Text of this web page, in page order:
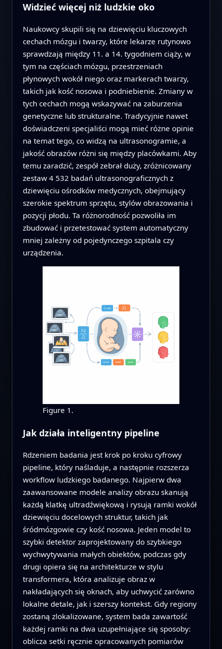
Widzieć więcej niż ludzkie oko
Naukowcy skupili się na dziewięciu kluczowych
cechach mózgu i twarzy, które lekarze rutynowo
sprawdzają między 11. a 14. tygodniem ciąży, w
tym na częściach mózgu, przestrzeniach
płynowych wokół niego oraz markerach twarzy,
takich jak kość nosowa i podniebienie. Zmiany w
tych cechach mogą wskazywać na zaburzenia
genetyczne lub strukturalne. Tradycyjnie nawet
doświadczeni specjaliści mogą mieć różne opinie
na temat tego, co widzą na ultrasonogramie, a
jakość obrazów różni się między placówkami. Aby
temu zaradzić, zespół zebrał duży, zróżnicowany
zestaw 4 532 badań ultrasonograficznych z
dziewięciu ośrodków medycznych, obejmujący
szerokie spektrum sprzętu, stylów obrazowania i
pozycji płodu. Ta różnorodność pozwoliła im
zbudować i przetestować system automatyczny
mniej zależny od pojedynczego szpitala czy
urządzenia.
Figure 1.
Jak działa inteligentny pipeline
Rdzeniem badania jest krok po kroku cyfrowy
pipeline, który naśladuje, a następnie rozszerza
workflow ludzkiego badanego. Najpierw dwa
zaawansowane modele analizy obrazu skanują
każdą klatkę ultradźwiękową i rysują ramki wokół
dziewięciu docelowych struktur, takich jak
śródmózgowie czy kość nosowa. Jeden model to
szybki detektor zaprojektowany do szybkiego
wychwytywania małych obiektów, podczas gdy
drugi opiera się na architekturze w stylu
transformera, która analizuje obraz w
nakładających się oknach, aby uchwycić zarówno
lokalne detale, jak i szerszy kontekst. Gdy regiony
zostaną zlokalizowane, system bada zawartość
każdej ramki na dwa uzupełniające się sposoby:
oblicza setki ręcznie opracowanych pomiarów